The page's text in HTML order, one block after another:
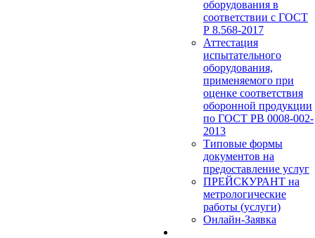
оборудования в
соответствии с ГОСТ
Р 8.568-2017
Аттестация
испытательного
оборудования,
применяемого при
оценке соответствия
оборонной продукции
по ГОСТ РВ 0008-002-
2013
Типовые формы
документов на
предоставление услуг
ПРЕЙСКУРАНТ на
метрологические
работы (услуги)
Онлайн-Заявка